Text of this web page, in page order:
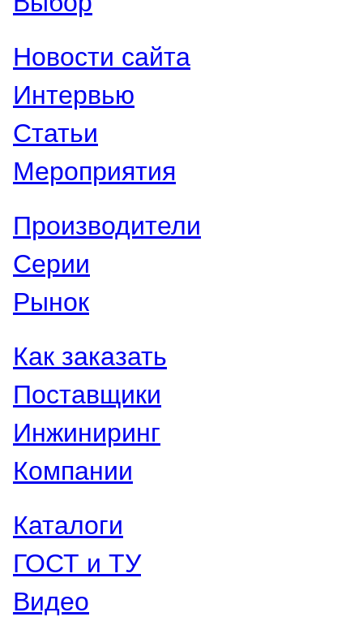
Новости сайта
Интервью
Статьи
Мероприятия
Производители
Серии
Рынок
Как заказать
Поставщики
Инжиниринг
Компании
Каталоги
ГОСТ и ТУ
Видео